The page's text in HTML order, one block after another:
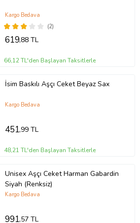
(2)
Kargo Bedava
619,88 TL
66,12 TL'den Başlayan Taksitlerle
İsim Baskılı Aşçı Ceket Beyaz Sax
Kargo Bedava
451,99 TL
48,21 TL'den Başlayan Taksitlerle
Unisex Aşçı Ceket Harman Gabardin
Siyah (Renksiz)
Kargo Bedava
991,57 TL